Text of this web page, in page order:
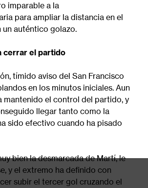
imparable a la
para ampliar la distancia en el
auténtico golazo.
cerrar el partido
tímido aviso del San Francisco
en los minutos iniciales. Aun
mantenido el control del partido, y
llegar tanto como la
sido efectivo cuando ha pisado
bien la desmarcada de Martí, le
y el extremo ha definido con
subir el tercer gol cruzando el